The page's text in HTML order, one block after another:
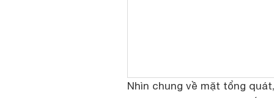
Nhìn chung về mặt tổng